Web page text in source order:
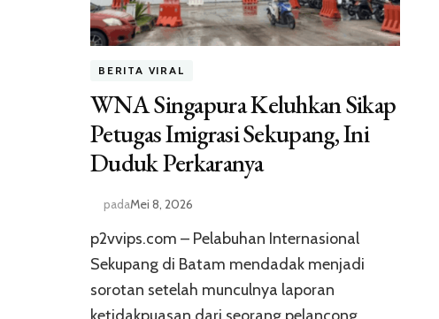
BERITA VIRAL
WNA Singapura Keluhkan Sikap
Petugas Imigrasi Sekupang, Ini
Duduk Perkaranya
padaMei 8, 2026
p2vvips.com – Pelabuhan Internasional
Sekupang di Batam mendadak menjadi
sorotan setelah munculnya laporan